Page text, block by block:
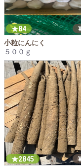
84
小粒にんにく
５００ｇ
2845